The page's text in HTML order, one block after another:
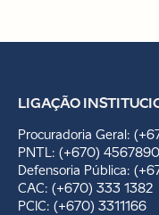
LIGAÇÃO
Procuradoria Geral:
PNTL: (+670) 4567890
Defensoria Pública:
CAC: (+670) 333 1382
PCIC: (+670) 3311166